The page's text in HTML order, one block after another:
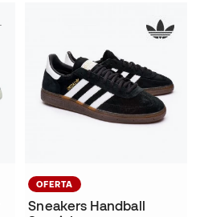
OFERTA
Sneakers Handball